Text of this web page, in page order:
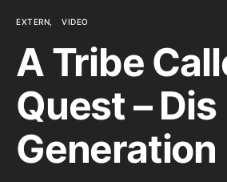
EXTERN VIDEO
A Tribe
Quest – Dis
Generation